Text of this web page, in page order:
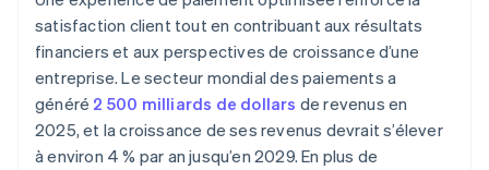
Paiements de compte à compte (A2A)
Paiement différé (BNPL)
Stablecoins
satisfaction client tout en contribuant aux résultats
financiers et aux perspectives de croissance d’une
entreprise. Le secteur mondial des paiements a
généré 2 500 milliards de dollars de revenus en
2025, et la croissance de ses revenus devrait s’élever
à environ 4 % par an jusqu’en 2029. En plus de